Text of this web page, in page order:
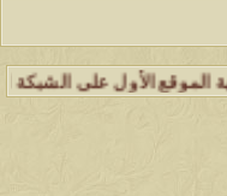
على الشبكة